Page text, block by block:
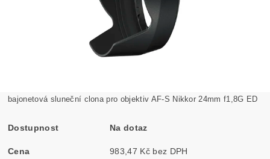
bajonetová sluneční clona pro objektiv AF-S Nikkor 24mm f1,8G ED
Dostupnost Na dotaz
Cena 983,47 Kč bez DPH